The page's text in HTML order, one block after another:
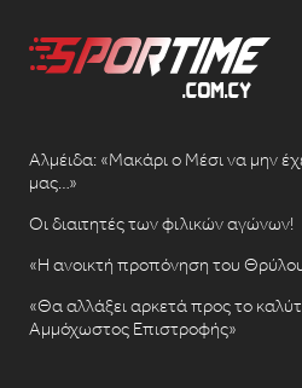
Αλμέιδα: «Μακάρι ο Μέσι να μην
μας…»
Οι διαιτητές των φιλικών αγώνων!
«Η ανοικτή προπόνηση του
«Θα αλλάξει αρκετά προς το
Αμμόχωστος Επιστροφής»